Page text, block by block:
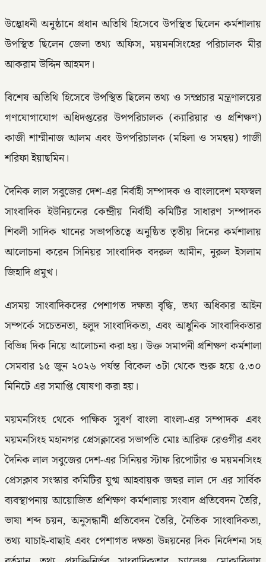
উদ্ভোধনী অনুষ্ঠানে প্রধান অতিথি হিসেবে উপস্থিত ছিলেন কর্মশালায়
উপস্থিত ছিলেন জেলা তথ্য অফিস, ময়মনসিংহের পরিচালক মীর
আকরাম উদ্দিন আহমদ।
বিশেষ অতিথি হিসেবে উপস্থিত ছিলেন তথ্য ও সম্প্রচার মন্ত্রণালয়ের
গণযোগাযোগ অধিদপ্তরের উপপরিচালক (ক্যারিয়ার ও প্রশিক্ষণ)
কাজী শাম্মীনাজ আলম এবং উপপরিচালক (মহিলা ও সমন্বয়) গাজী
শরিফা ইয়াছমিন।
দৈনিক লাল সবুজের দেশ-এর নির্বাহী সম্পাদক ও বাংলাদেশ মফস্বল
সাংবাদিক ইউনিয়নের কেন্দ্রীয় নির্বাহী কমিটির সাধারণ সম্পাদক
শিবলী সাদিক খানের সভাপতিত্বে অনুষ্ঠিত তৃতীয় দিনের কর্মশালায়
আলোচনা করেন সিনিয়র সাংবাদিক বদরুল আমীন, নুরুল ইসলাম
জিহাদি প্রমুখ।
এসময় সাংবাদিকদের পেশাগত দক্ষতা বৃদ্ধি, তথ্য অধিকার আইন
সম্পর্কে সচেতনতা, হলুদ সাংবাদিকতা, এবং আধুনিক সাংবাদিকতার
বিভিন্ন দিক নিয়ে আলোচনা করা হয়। উক্ত সমাপনী প্রশিক্ষণ কর্মশালা
সেমবার ১৫ জুন ২০২৬ পর্যন্ত বিকেল ৩টা থেকে শুরু হয়ে ৫.৩০
মিনিটে এর সমাপ্তি ষোষণা করা হয়।
ময়মনসিংহ থেকে পাক্ষিক সুবর্ণ বাংলা বাংলা-এর সম্পাদক এবং
ময়মনসিংহ মহানগর প্রেসক্লাবের সভাপতি মোঃ আরিফ রেওগীর এবং
দৈনিক লাল সবুজের দেশ-এর সিনিয়র স্টাফ রিপোর্টার ও ময়মনসিংহ
প্রেসক্লাব সংস্কার কমিটির যুগ্ম আহবায়ক জহুর লাল দে এর সার্বিক
ব্যবস্থাপনায় আয়োজিত প্রশিক্ষণ কর্মশালায় সংবাদ প্রতিবেদন তৈরি,
ভাষা শব্দ চয়ন, অনুসন্ধানী প্রতিবেদন তৈরি, নৈতিক সাংবাদিকতা,
তথ্য যাচাই-বাছাই এবং পেশাগত দক্ষতা উন্নয়নের দিক নির্দেশনা সহ